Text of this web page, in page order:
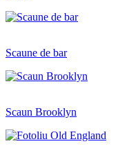
Scaune de bar
Scaun Brooklyn